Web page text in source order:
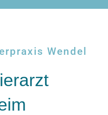
Wendel